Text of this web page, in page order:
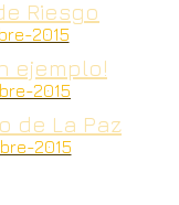
Riesgo
2015
ejemplo!
2015
de La Paz
2015